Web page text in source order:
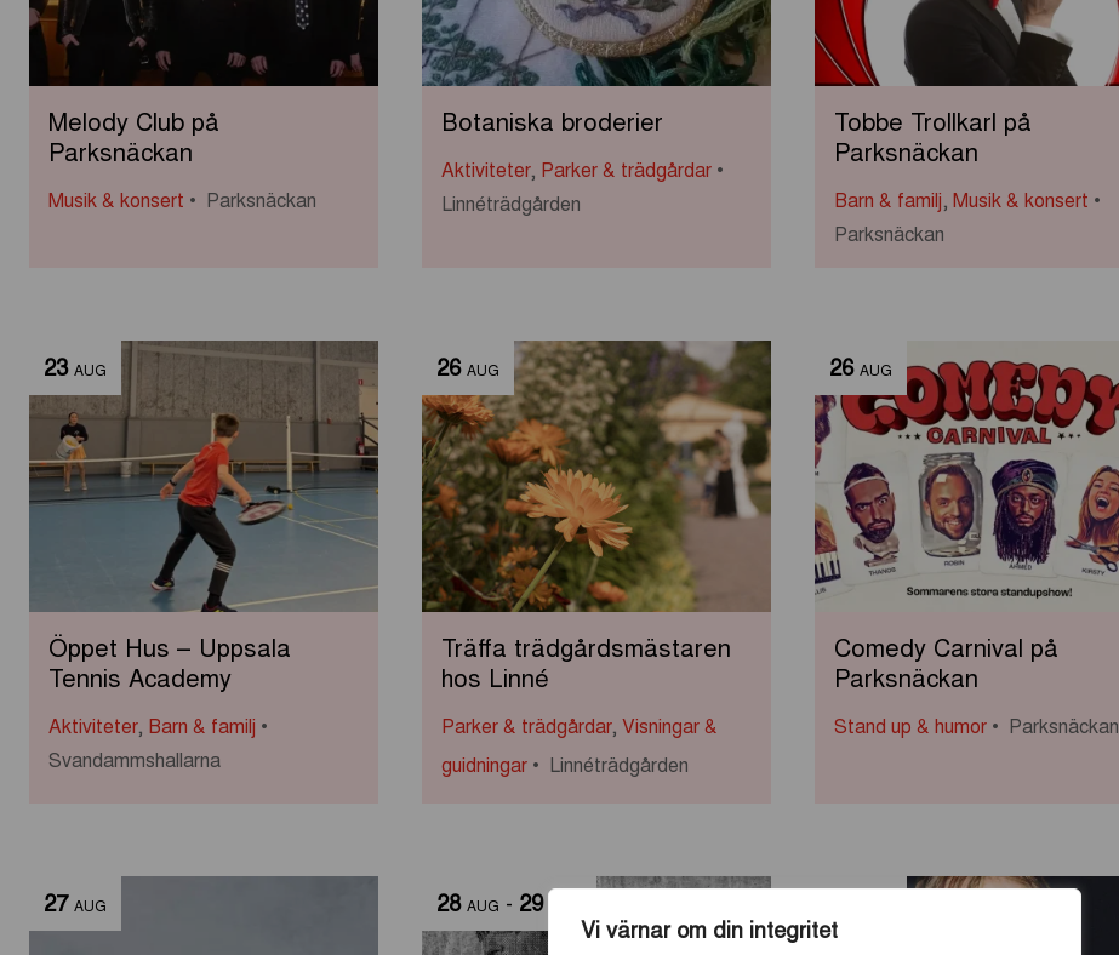
Vi värnar om din integritet
Melody Club på
Parksnäckan
Musik & konsert Parksnäckan
Botaniska broderier
Aktiviteter, Parker & trädgårdar
Linnéträdgården
Tobbe Trollkarl på
Parksnäckan
Barn & familj, Musik & konsert
Parksnäckan
23 AUG
Öppet Hus – Uppsala
Tennis Academy
Aktiviteter, Barn & familj
Svandammshallarna
26 AUG
Träffa trädgårdsmästaren
hos Linné
Parker & trädgårdar, Visningar &
guidningar
Linnéträdgården
26 AUG
Comedy Carnival på
Parksnäckan
Stand up & humor Parksnäckan
27 AUG 28 AUG - 29